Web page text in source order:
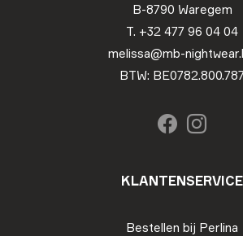
B-8790 Waregem
T. +32 477 96 04 04
melissa@mb-
BTW: BE0782.800.787
KLANTENSERVICE
Bestellen bij Perlina